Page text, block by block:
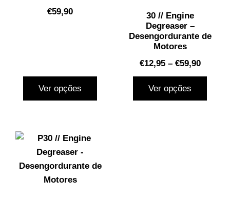
€59,90
Ver opções
30 // Engine
Degreaser –
Desengordurante de
Motores
€12,95 – €59,90
Ver opções